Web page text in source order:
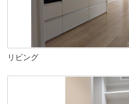
リビング